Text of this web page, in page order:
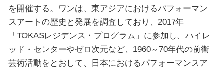
を開催する。ワンは、東アジアにおけるパフォーマン
スアートの歴史と発展を調査しており、2017年
「TOKASレジデンス・プログラム」に参加し、ハイレ
ッド・センターやゼロ次元など、1960～70年代の前衛
芸術活動をとおして、日本におけるパフォーマンスア